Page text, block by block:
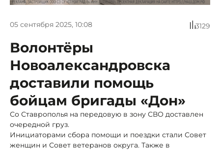
05 сентября 2025, 10:08 3129
Волонтёры
Новоалександровска
доставили помощь
бойцам бригады «Дон»
Со Ставрополья на передовую в зону СВО доставлен
очередной груз.
Инициаторами сбора помощи и поездки стали Совет
женщин и Совет ветеранов округа. Также в